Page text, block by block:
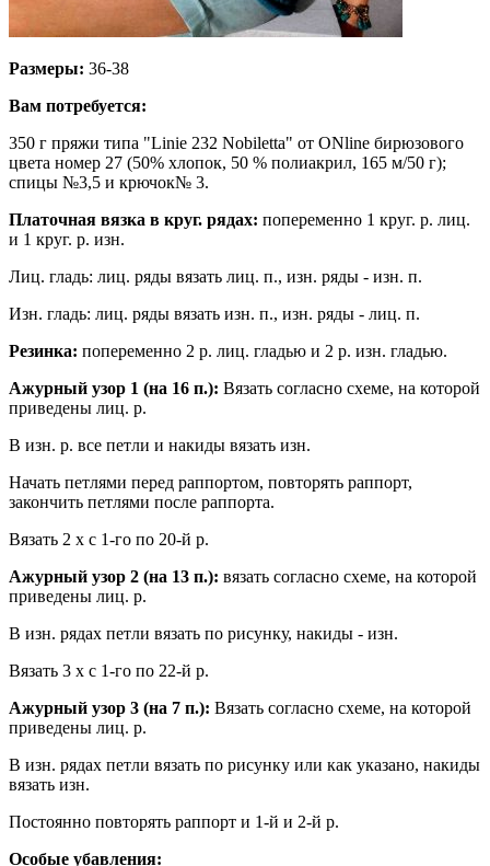
Размеры: 36-38
Вам потребуется:
350 г пряжи типа "Linie 232 Nobiletta" от ONline бирюзового
цвета номер 27 (50% хлопок, 50 % полиакрил, 165 м/50 г);
спицы №3,5 и крючок№ 3.
Платочная вязка в круг. рядах: попеременно 1 круг. р. лиц.
и 1 круг. р. изн.
Лиц. гладь: лиц. ряды вязать лиц. п., изн. ряды - изн. п.
Изн. гладь: лиц. ряды вязать изн. п., изн. ряды - лиц. п.
Резинка: попеременно 2 р. лиц. гладью и 2 р. изн. гладью.
Ажурный узор 1 (на 16 п.): Вязать согласно схеме, на которой
приведены лиц. р.
В изн. р. все петли и накиды вязать изн.
Начать петлями перед раппортом, повторять раппорт,
закончить петлями после раппорта.
Вязать 2 х с 1-го по 20-й р.
Ажурный узор 2 (на 13 п.): вязать согласно схеме, на которой
приведены лиц. р.
В изн. рядах петли вязать по рисунку, накиды - изн.
Вязать 3 х с 1-го по 22-й р.
Ажурный узор 3 (на 7 п.): Вязать согласно схеме, на которой
приведены лиц. р.
В изн. рядах петли вязать по рисунку или как указано, накиды
вязать изн.
Постоянно повторять раппорт и 1-й и 2-й р.
Особые убавления: